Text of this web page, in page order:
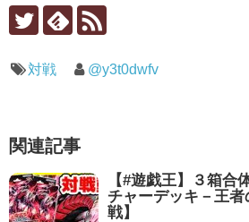
対戦 @y3t0dwfv
関連記事
【#遊戯王】３箱合
チャーデッキ－王
戦】